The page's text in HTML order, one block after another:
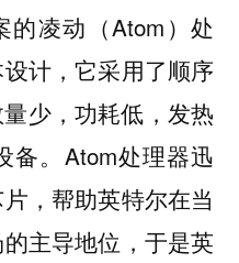
的凌动（Atom）处
计，它采用了顺序
少，功耗低，发热
备。Atom处理器迅
，帮助英特尔在当
主导地位，于是英